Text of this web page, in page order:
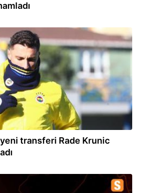
transferi Rade Krunic